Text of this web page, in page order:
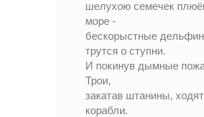
шелухою семечек
море -
бескорыстные
трутся о ступни.
И покинув дымные
Трои,
закатав штанины, ходят
корабли.